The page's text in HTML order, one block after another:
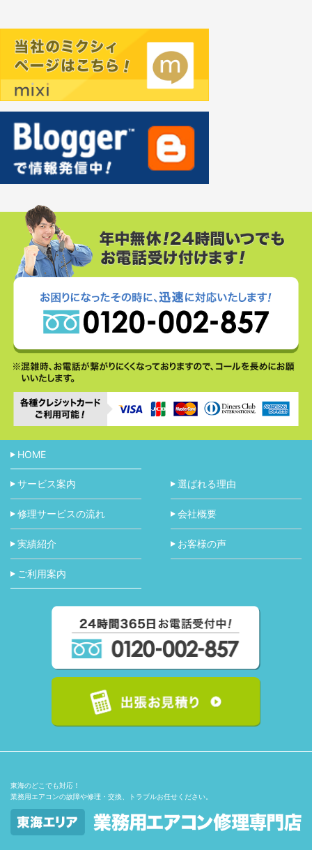
HOME
サービス案内 選ばれる理由
修理サービスの流れ 会社概要
実績紹介 お客様の声
ご利用案内
東海のどこでも対応！
業務用エアコンの故障や修理・交換、トラブルお任せください。